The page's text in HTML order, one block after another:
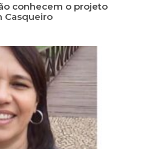
conhecem o projeto
Casqueiro